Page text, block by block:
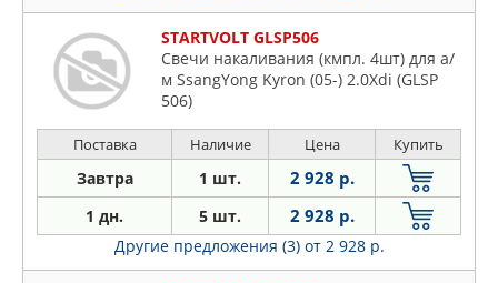
STARTVOLT GLSP506
Свечи накаливания (кмпл. 4шт) для а/
м SsangYong Kyron (05-) 2.0Xdi (GLSP
506)
Поставка Наличие Цена Купить
Завтра 1 шт. 2 928 р.
1 дн. 5 шт. 2 928 р.
Другие предложения (3) от 2 928 р.